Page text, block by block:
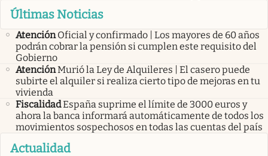
Últimas Noticias
Atención Oficial y confirmado | Los mayores de 60 años
podrán cobrar la pensión si cumplen este requisito del
Gobierno
AtenciónMurió la Ley de Alquileres | El casero puede
subirte el alquiler si realiza cierto tipo de mejoras en tu
vivienda
FiscalidadEspaña suprime el límite de 3000 euros y
ahora la banca informará automáticamente de todos los
movimientos sospechosos en todas las cuentas del país
Actualidad